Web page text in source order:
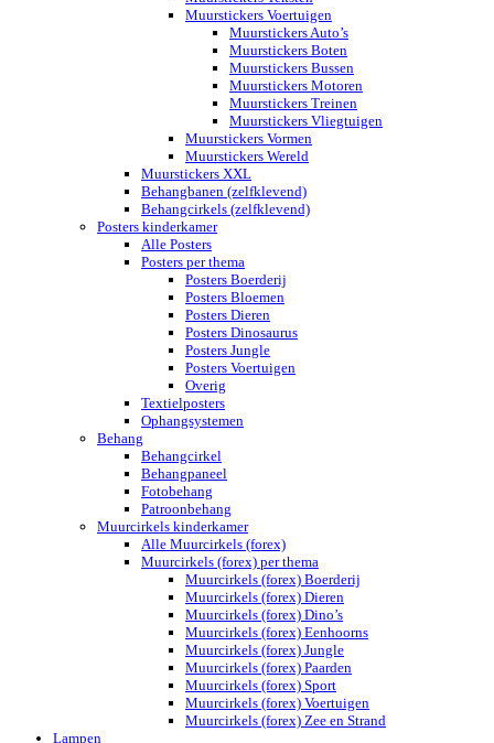
Muurstickers Voertuigen
Muurstickers Auto’s
Muurstickers Boten
Muurstickers Bussen
Muurstickers Motoren
Muurstickers Treinen
Muurstickers Vliegtuigen
Muurstickers Vormen
Muurstickers Wereld
Muurstickers XXL
Behangbanen (zelfklevend)
Behangcirkels (zelfklevend)
Posters kinderkamer
Alle Posters
Posters per thema
Posters Boerderij
Posters Bloemen
Posters Dieren
Posters Dinosaurus
Posters Jungle
Posters Voertuigen
Overig
Textielposters
Ophangsystemen
Behang
Behangcirkel
Behangpaneel
Fotobehang
Patroonbehang
Muurcirkels kinderkamer
Alle Muurcirkels (forex)
Muurcirkels (forex) per thema
Muurcirkels (forex) Boerderij
Muurcirkels (forex) Dieren
Muurcirkels (forex) Dino’s
Muurcirkels (forex) Eenhoorns
Muurcirkels (forex) Jungle
Muurcirkels (forex) Paarden
Muurcirkels (forex) Sport
Muurcirkels (forex) Voertuigen
Muurcirkels (forex) Zee en Strand
Lampen